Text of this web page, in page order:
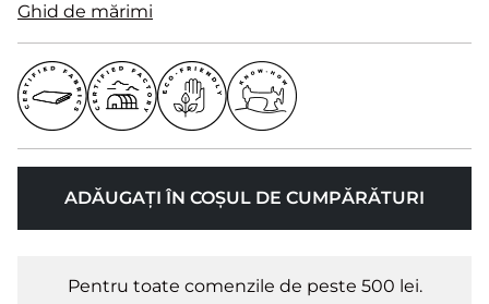
Ghid de mărimi
ADĂUGAȚI ÎN COȘUL DE CUMPĂRĂTURI
Pentru toate comenzile de peste 500 lei.